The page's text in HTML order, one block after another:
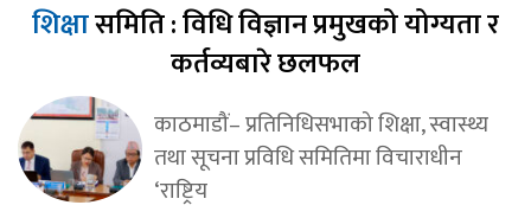
शिक्षासमिति : विधि विज्ञान प्रमुखको योग्यता र
कर्तव्यबारे छलफल
काठमाडौं– प्रतिनिधिसभाको शिक्षा, स्वास्थ्य
तथा सूचना प्रविधि समितिमा विचाराधीन
‘राष्ट्रिय